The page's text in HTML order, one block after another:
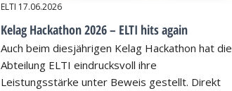
ELTI 17.06.2026
Kelag Hackathon 2026 – ELTI hits again
Auch beim diesjährigen Kelag Hackathon hat die
Abteilung ELTI eindrucksvoll ihre
Leistungsstärke unter Beweis gestellt. Direkt